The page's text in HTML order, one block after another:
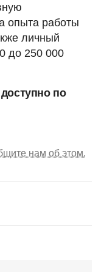
опыта работы
личный
до 250 000
по
нам об этом.